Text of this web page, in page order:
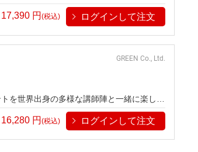
ションの最適解を、世界各地出身の講師陣
文化対応の入門プログラムとしても最適で
17,390 円 (税込) ログインして注文
GREEN Co., Ltd.
を世界出身の多様な講師陣と一緒に楽しく
ツ学習体験を提供します。
16,280 円(税込) ログインして注文